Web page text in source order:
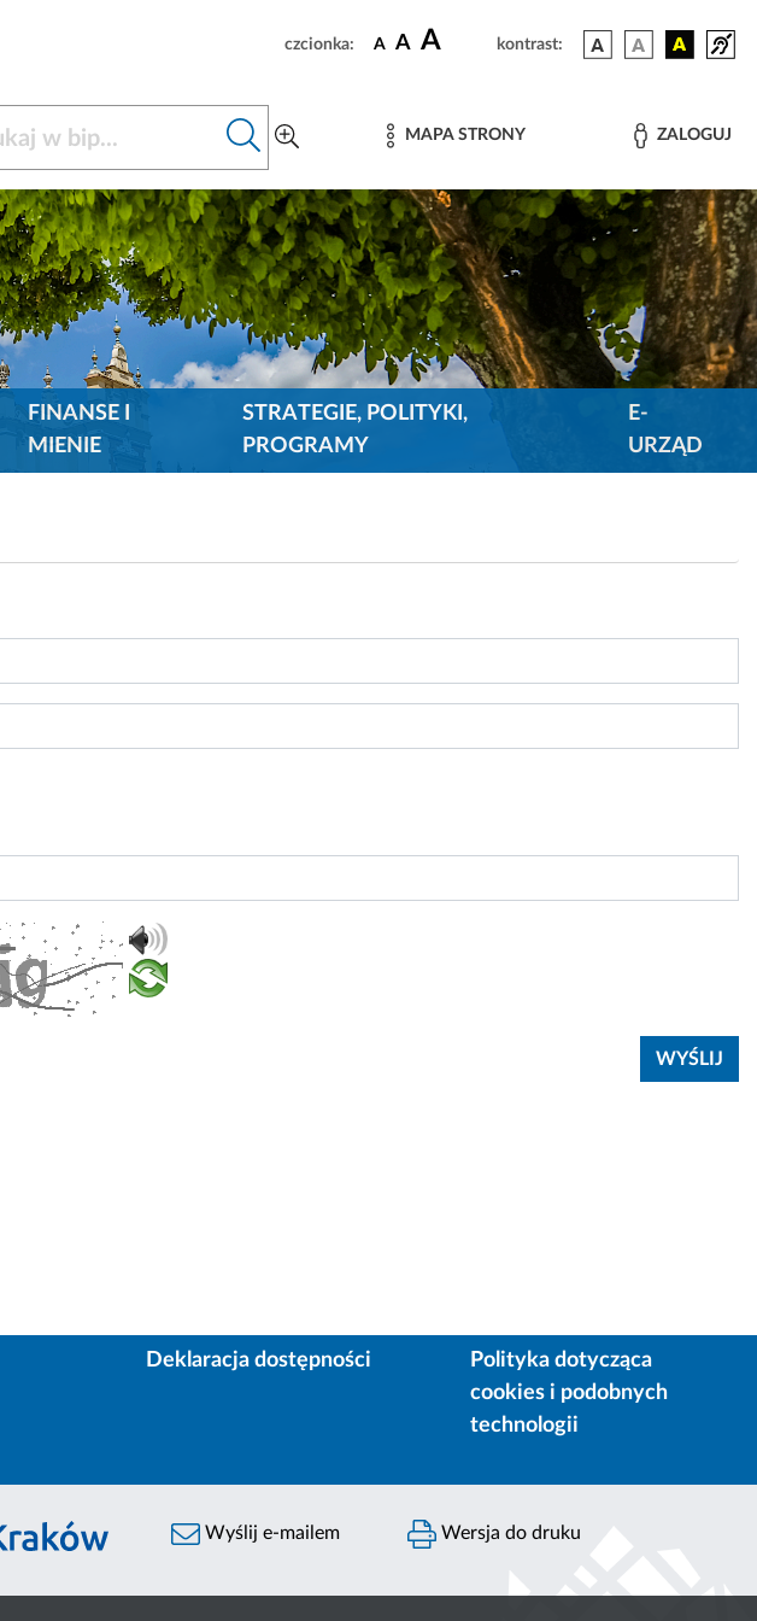
czcionka: A A A kontrast:
MAPA STRONY ZALOGUJ
FINANSE I
MIENIE
STRATEGIE, POLITYKI,
PROGRAMY
E-
URZĄD
Deklaracja dostępności
Polityka dotycząca
cookies i podobnych
technologii
Wyślij e-mailem Wersja do druku